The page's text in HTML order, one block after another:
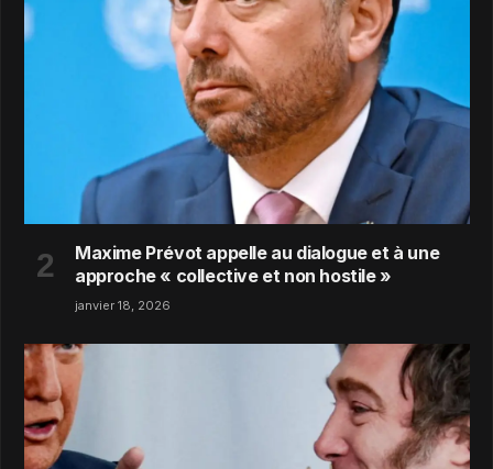
Maxime Prévot appelle au dialogue et à une
approche « collective et non hostile »
janvier 18, 2026